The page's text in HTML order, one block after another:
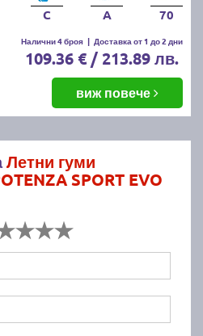
C A 70
Налични 4 броя | Доставка от 1 до 2 дни
109.36 € / 213.89 лв.
виж повече
Летни гуми
SPORT EVO